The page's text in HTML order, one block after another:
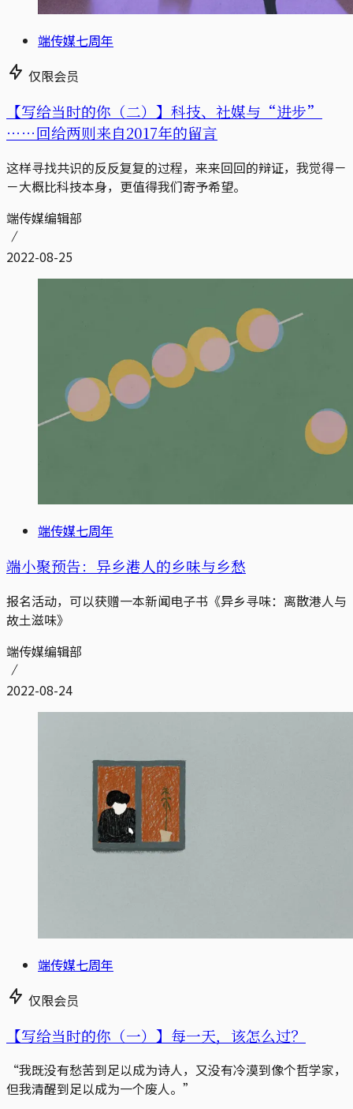
端传媒七周年
仅限会员
【写给当时的你（二）】科技、社媒与“进步”
⋯⋯回给两则来自2017年的留言
这样寻找共识的反反复复的过程，来来回回的辩证，我觉得－
－大概比科技本身，更值得我们寄予希望。
端传媒编辑部
2022-08-25
端传媒七周年
端小聚预告：异乡港人的乡味与乡愁
报名活动，可以获赠一本新闻电子书《异乡寻味：离散港人与
故土滋味》
端传媒编辑部
2022-08-24
端传媒七周年
仅限会员
【写给当时的你（一）】每一天，该怎么过？
“我既没有愁苦到足以成为诗人，又没有冷漠到像个哲学家，
但我清醒到足以成为一个废人。”